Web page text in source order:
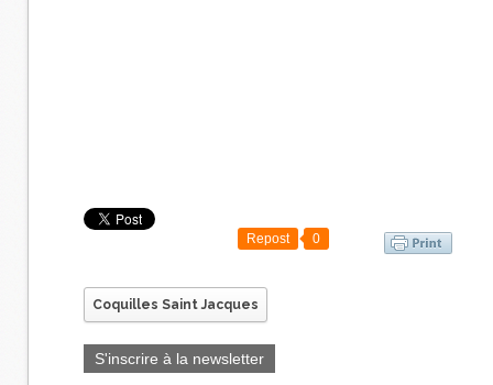
Repost 0
Coquilles Saint Jacques
S'inscrire à la newsletter